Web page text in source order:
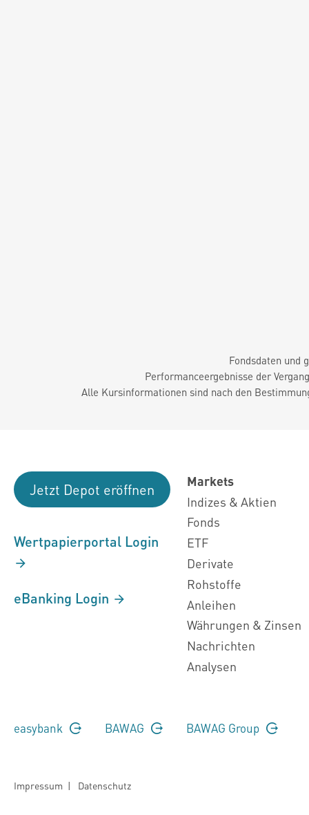
Fondsdaten und
Performanceergebnisse der
Alle Kursinformationen sind nach den
Jetzt Depot eröffnen
Wertpapierportal Login
eBanking Login
Markets
Indizes & Aktien
Fonds
ETF
Derivate
Rohstoffe
Anleihen
Währungen & Zinsen
Nachrichten
Analysen
easybank BAWAG BAWAG Group
Impressum | Datenschutz